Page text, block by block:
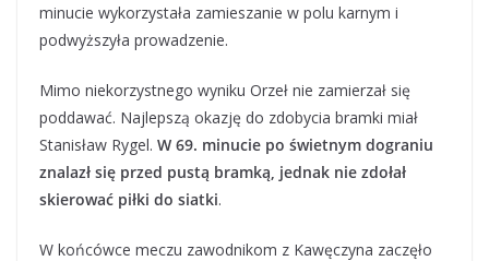
minucie wykorzystała zamieszanie w polu karnym i
podwyższyła prowadzenie.
Mimo niekorzystnego wyniku Orzeł nie zamierzał się
poddawać. Najlepszą okazję do zdobycia bramki miał
Stanisław Rygel. W 69. minucie po świetnym dograniu
znalazł się przed pustą bramką, jednak nie zdołał
skierować piłki do siatki.
W końcówce meczu zawodnikom z Kawęczyna zaczęło